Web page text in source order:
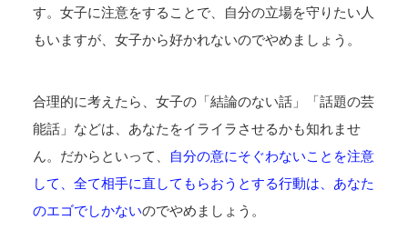
す。女子に注意をすることで、自分の立場を守りたい人
もいますが、女子から好かれないのでやめましょう。
合理的に考えたら、女子の「結論のない話」「話題の芸
能話」などは、あなたをイライラさせるかも知れませ
ん。だからといって、
自分の意にそぐわないことを注意
して、全て相手に直してもらおうとする行動は、あなた
のエゴでしかないのでやめましょう。